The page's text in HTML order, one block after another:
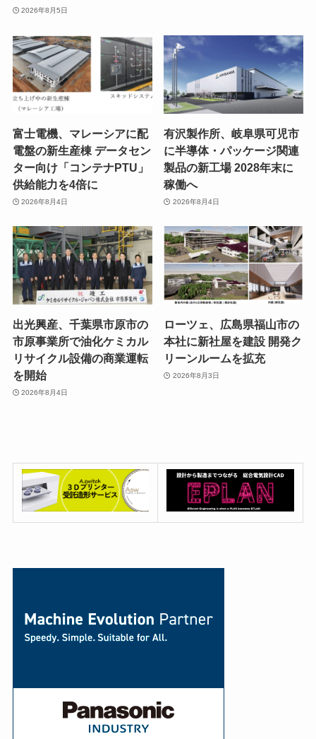
2026年8月5日
富士電機、マレーシアに配
電盤の新生産棟 データセン
ター向け「コンテナPTU」
供給能力を4倍に
2026年8月4日
有沢製作所、岐阜県可児市
に半導体・パッケージ関連
製品の新工場 2028年末に
稼働へ
2026年8月4日
出光興産、千葉県市原市の
市原事業所で油化ケミカル
リサイクル設備の商業運転
を開始
2026年8月4日
ローツェ、広島県福山市の
本社に新社屋を建設 開発ク
リーンルームを拡充
2026年8月3日